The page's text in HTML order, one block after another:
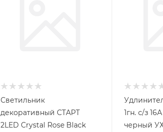
Светильник
декоративный СТАРТ
2LED Crystal Rose Black
1гн. с/з
черный